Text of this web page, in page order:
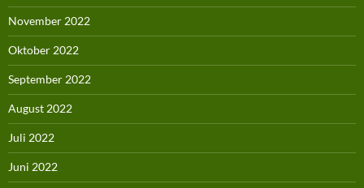
November 2022
Oktober 2022
September 2022
August 2022
Juli 2022
Juni 2022